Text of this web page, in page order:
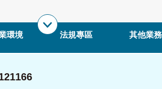
環境 法規專區 其他業務